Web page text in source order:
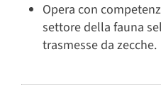
Opera con
settore della fauna
trasmesse da zecche.